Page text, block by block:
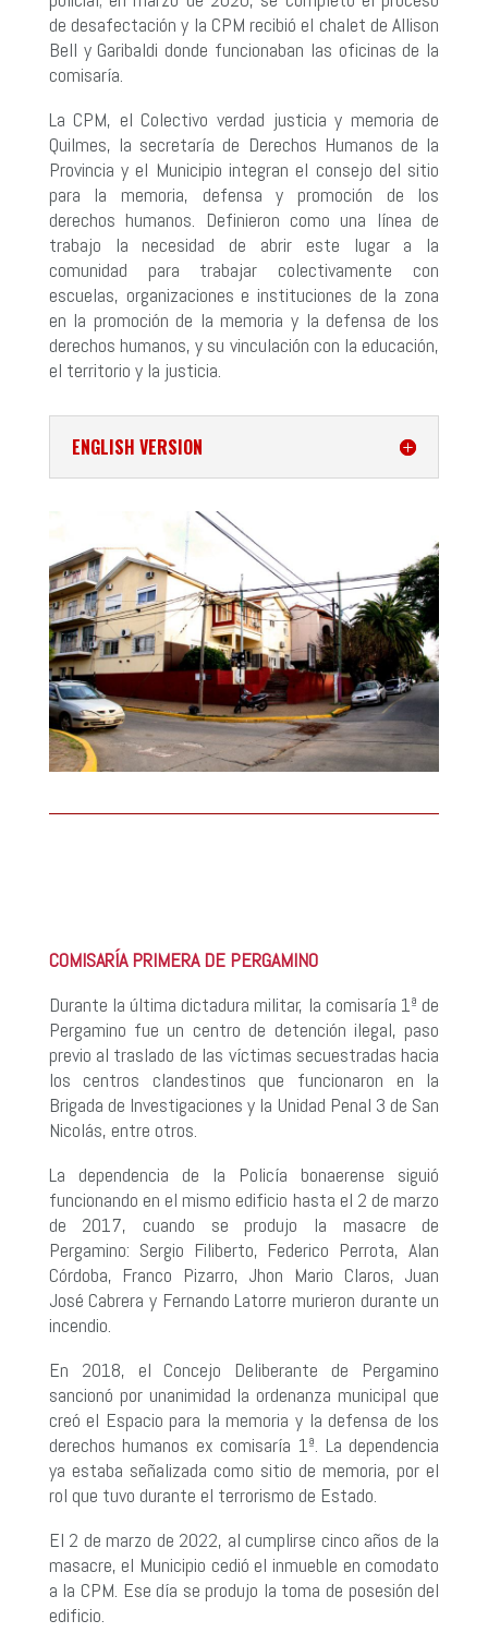
de desafectación y la CPM recibió el chalet de Allison
Bell y Garibaldi donde funcionaban las oficinas de la
comisaría.
La CPM, el Colectivo verdad justicia y memoria de
Quilmes, la secretaría de Derechos Humanos de la
Provincia y el Municipio integran el consejo del sitio
para la memoria, defensa y promoción de los
derechos humanos. Definieron como una línea de
trabajo la necesidad de abrir este lugar a la
comunidad para trabajar colectivamente con
escuelas, organizaciones e instituciones de la zona
en la promoción de la memoria y la defensa de los
derechos humanos, y su vinculación con la educación,
el territorio y la justicia.
ENGLISH VERSION
COMISARÍA PRIMERA DE PERGAMINO
Durante la última dictadura militar, la comisaría 1ª de
Pergamino fue un centro de detención ilegal, paso
previo al traslado de las víctimas secuestradas hacia
los centros clandestinos que funcionaron en la
Brigada de Investigaciones y la Unidad Penal 3 de San
Nicolás, entre otros.
La dependencia de la Policía bonaerense siguió
funcionando en el mismo edificio hasta el 2 de marzo
de 2017, cuando se produjo la masacre de
Pergamino: Sergio Filiberto, Federico Perrota, Alan
Córdoba, Franco Pizarro, Jhon Mario Claros, Juan
José Cabrera y Fernando Latorre murieron durante un
incendio.
En 2018, el Concejo Deliberante de Pergamino
sancionó por unanimidad la ordenanza municipal que
creó el Espacio para la memoria y la defensa de los
derechos humanos ex comisaría 1ª. La dependencia
ya estaba señalizada como sitio de memoria, por el
rol que tuvo durante el terrorismo de Estado.
El 2 de marzo de 2022, al cumplirse cinco años de la
masacre, el Municipio cedió el inmueble en comodato
a la CPM. Ese día se produjo la toma de posesión del
edificio.